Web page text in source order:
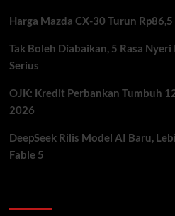
Harga Mazda CX-30 Turun
Tak Boleh Diabaikan, 5 Rasa
Serius
OJK: Kredit Perbankan Tumbuh
2026
DeepSeek Rilis Model AI Baru,
Fable 5